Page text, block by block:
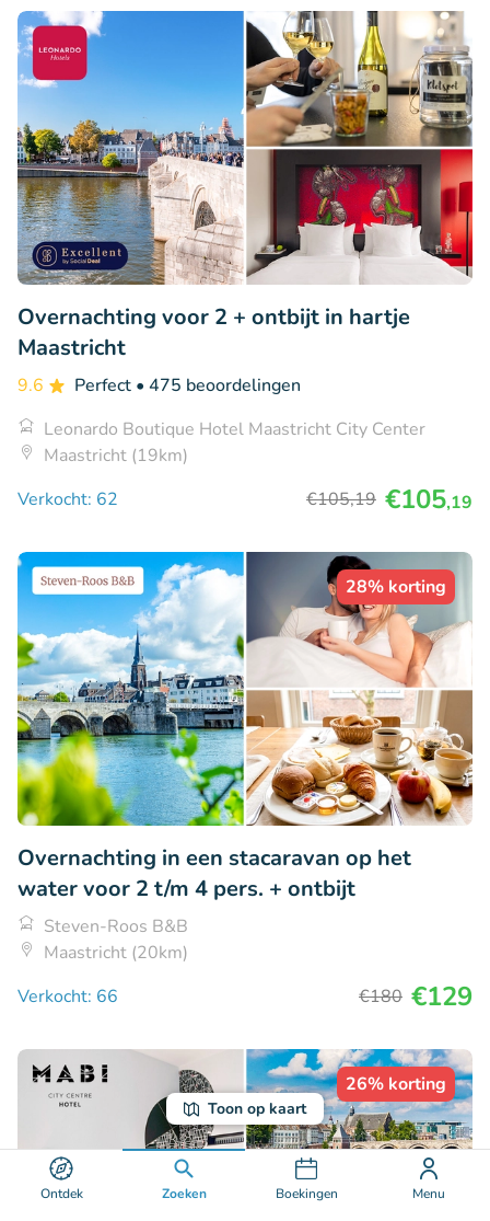
Ontdek Zoeken Boekingen Menu
Toon op kaart
Overnachting voor 2 + ontbijt in hartje
Maastricht
9.6 Perfect • 475 beoordelingen
Leonardo Boutique Hotel Maastricht City Center
Maastricht (19km)
Verkocht: 62
€105,19 €105,19
28% korting
Overnachting in een stacaravan op het
water voor 2 t/m 4 pers. + ontbijt
Steven-Roos B&B
Maastricht (20km)
Verkocht: 66
€180 €129
26% korting